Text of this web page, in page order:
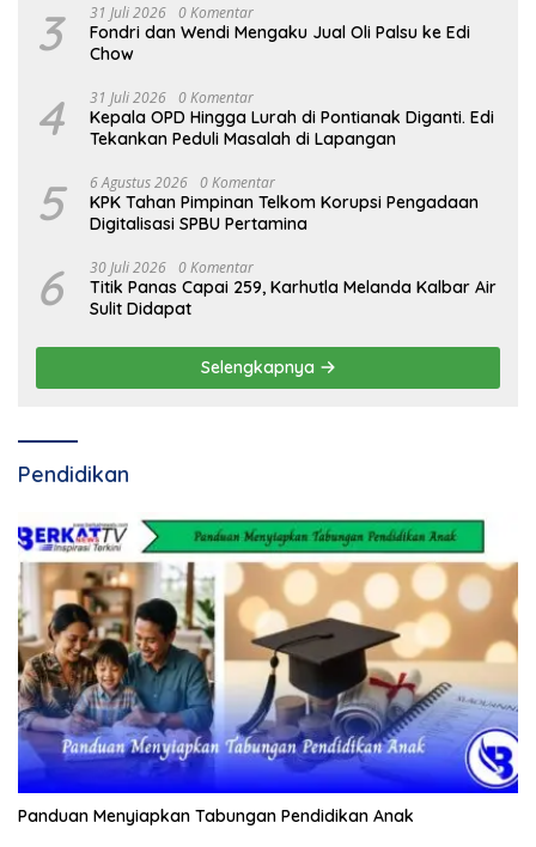
3 31 Juli 2026 0 Komentar
Fondri dan Wendi Mengaku Jual Oli Palsu ke Edi
Chow
4 31 Juli 2026 0 Komentar
Kepala OPD Hingga Lurah di Pontianak Diganti. Edi
Tekankan Peduli Masalah di Lapangan
5 6 Agustus 2026 0 Komentar
KPK Tahan Pimpinan Telkom Korupsi Pengadaan
Digitalisasi SPBU Pertamina
6 30 Juli 2026 0 Komentar
Titik Panas Capai 259, Karhutla Melanda Kalbar Air
Sulit Didapat
Selengkapnya
Pendidikan
Panduan Menyiapkan Tabungan Pendidikan Anak